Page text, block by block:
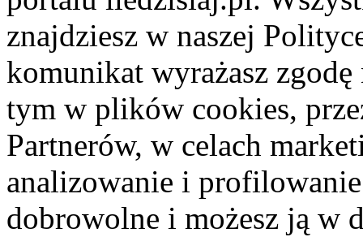
znajdziesz w naszej
komunikat wyrażasz
tym w plików cookies,
Partnerów, w celach
analizowanie i
dobrowolne i możesz ją w